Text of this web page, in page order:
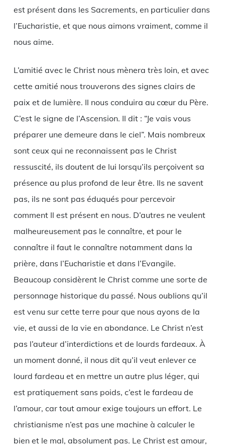
est présent dans les Sacrements, en particulier dans
l’Eucharistie, et que nous aimons vraiment, comme il
nous aime.
L’amitié avec le Christ nous mènera très loin, et avec
cette amitié nous trouverons des signes clairs de
paix et de lumière. Il nous conduira au cœur du Père.
C’est le signe de l’Ascension. Il dit : “Je vais vous
préparer une demeure dans le ciel”. Mais nombreux
sont ceux qui ne reconnaissent pas le Christ
ressuscité, ils doutent de lui lorsqu’ils perçoivent sa
présence au plus profond de leur être. Ils ne savent
pas, ils ne sont pas éduqués pour percevoir
comment Il est présent en nous. D’autres ne veulent
malheureusement pas le connaître, et pour le
connaître il faut le connaître notamment dans la
prière, dans l’Eucharistie et dans l’Evangile.
Beaucoup considèrent le Christ comme une sorte de
personnage historique du passé. Nous oublions qu’il
est venu sur cette terre pour que nous ayons de la
vie, et aussi de la vie en abondance. Le Christ n’est
pas l’auteur d’interdictions et de lourds fardeaux. À
un moment donné, il nous dit qu’il veut enlever ce
lourd fardeau et en mettre un autre plus léger, qui
est pratiquement sans poids, c’est le fardeau de
l’amour, car tout amour exige toujours un effort. Le
christianisme n’est pas une machine à calculer le
bien et le mal, absolument pas. Le Christ est amour,